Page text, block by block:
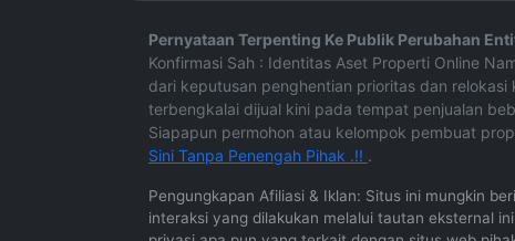
Pernyataan Terpenting Ke Publik Perubahan
Konfirmasi Sah : Identitas Aset Properti Online
dari keputusan penghentian prioritas dan
terbengkalai dijual kini pada tempat penjualan
Siapapun permohon atau kelompok pembuat
Sini Tanpa Penengah Pihak .!! .
Pengungkapan Afiliasi & Iklan: Situs ini mungkin
interaksi yang dilakukan melalui tautan eksternal